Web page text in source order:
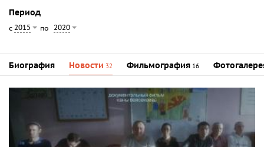
Период
с 2015 по 2020
Биография Новости 32 Фильмография 16